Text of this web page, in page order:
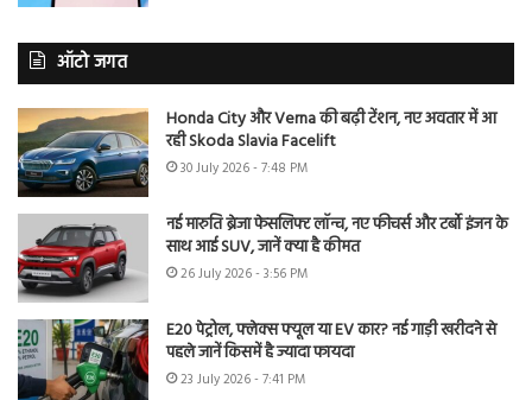
ऑटो जगत
Honda City और Verna की बढ़ी टेंशन, नए अवतार में आ
रही Skoda Slavia Facelift
30 July 2026 - 7:48 PM
नई मारुति ब्रेजा फेसलिफ्ट लॉन्च, नए फीचर्स और टर्बो इंजन के
साथ आई SUV, जानें क्या है कीमत
26 July 2026 - 3:56 PM
E20 पेट्रोल, फ्लेक्स फ्यूल या EV कार? नई गाड़ी खरीदने से
पहले जानें किसमें है ज्यादा फायदा
23 July 2026 - 7:41 PM